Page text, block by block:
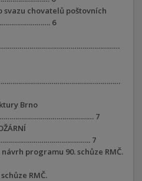
svazu chovatelů poštovních
6
Brno
7
7
programu 90. schůze RMČ.
RMČ.